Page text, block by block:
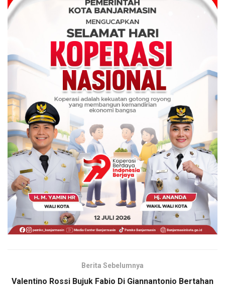
Berita Sebelumnya
Valentino Rossi Bujuk Fabio Di Giannantonio Bertahan